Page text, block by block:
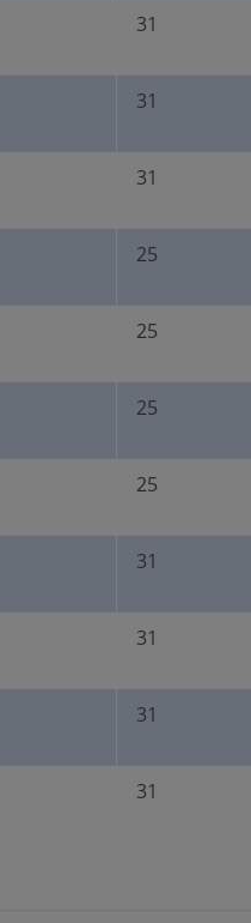
31
31
31
25
25
25
25
31
31
31
31